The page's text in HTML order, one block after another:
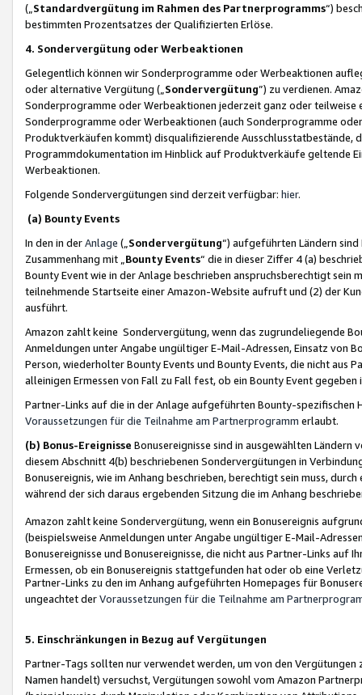
(„ Standardvergütung im Rahmen des Partnerprogramms“)
bestimmten Prozentsatzes der Qualifizierten Erlöse.
4. Sondervergütung oder Werbeaktionen
Gelegentlich können wir Sonderprogramme oder Werbeaktionen
oder alternative Vergütung („ Sondervergütung”) zu verdienen.
Sonderprogramme oder Werbeaktionen jederzeit ganz oder
Sonderprogramme oder Werbeaktionen (auch Sonderprogramme
Produktverkäufen kommt) disqualifizierende Ausschlusstatbestände,
Programmdokumentation im Hinblick auf Produktverkäufe geltende
Werbeaktionen.
Folgende Sondervergütungen sind derzeit verfügbar: hier.
(a) Bounty Events
In den in derAnlage („ Sondervergütung“) aufgeführten Ländern
Zusammenhang mit „ Bounty Events“ die in dieser Ziffer 4 (a)
Bounty Event wie in der Anlage beschrieben anspruchsberechtigt sein
teilnehmende Startseite einer Amazon-Website aufruft und (2) der
ausführt.
Amazon zahlt keine Sondervergütung, wenn das zugrundeliegende
Anmeldungen unter Angabe ungültiger E-Mail-Adressen, Einsatz von
Person, wiederholter Bounty Events und Bounty Events, die nicht
alleinigen Ermessen von Fall zu Fall fest, ob ein Bounty Event
Partner-Links auf die in der Anlage aufgeführten Bounty-spezifischen
Voraussetzungen für die Teilnahme am Partnerprogramm erlaubt.
(b) Bonus-Ereignisse Bonusereignisse sind in ausgewählten Ländern
diesem Abschnitt 4(b) beschriebenen Sondervergütungen in
Bonusereignis, wie im Anhang beschrieben, berechtigt sein muss,
während der sich daraus ergebenden Sitzung die im Anhang
Amazon zahlt keine Sondervergütung, wenn ein Bonusereignis
(beispielsweise Anmeldungen unter Angabe ungültiger E-Mail-
Bonusereignisse und Bonusereignisse, die nicht aus Partner-Links auf
Ermessen, ob ein Bonusereignis stattgefunden hat oder ob eine
Partner-Links zu den im Anhang aufgeführten Homepages für
ungeachtet derVoraussetzungen für die Teilnahme am
5. Einschränkungen in Bezug auf Vergütungen
Partner-Tags sollten nur verwendet werden, um von den
Namen handelt) versuchst, Vergütungen sowohl vom Amazon